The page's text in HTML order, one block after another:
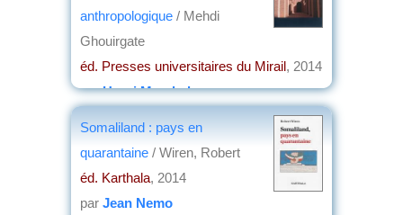
anthropologique / Mehdi
Ghouirgate
éd. Presses universitaires du Mirail, 2014
parHenri Marchal
Somaliland : pays en
quarantaine / Wiren, Robert
éd. Karthala, 2014
par Jean Nemo